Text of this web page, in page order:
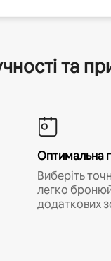
та
Оптимальна
Виберіть
легко
додаткових